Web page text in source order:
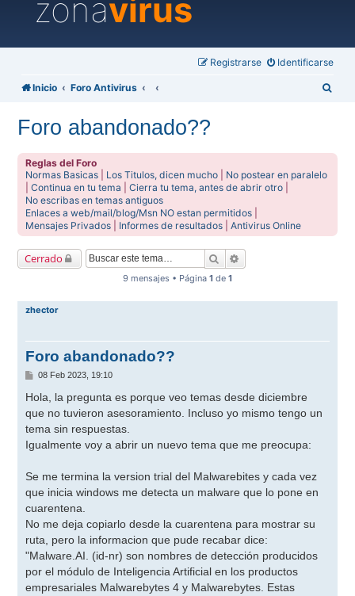
zonavirus
Identificarse
Registrarse
Inicio Foro Antivirus
Foro abandonado??
Reglas del Foro
Normas Basicas
Los Titulos, dicen mucho
No postear en paralelo
|Continua en tu tema |Cierra tu tema, antes de abrir otro
No escribas en temas antiguos
Enlaces a web/mail/blog/Msn NO estan permitidos
Mensajes Privados
Informes de resultados |Antivirus Online
Cerrado Buscar
9 mensajes • Página 1 de 1
zhector
Foro abandonado??
M
n
a
j
e
08 Feb 2023, 19:10
Hola, la pregunta es porque veo temas desde diciembre
que no tuvieron asesoramiento. Incluso yo mismo tengo un
tema sin respuestas.
Igualmente voy a abrir un nuevo tema que me preocupa:
Se me termina la version trial del Malwarebites y cada vez
que inicia windows me detecta un malware que lo pone en
cuarentena.
No me deja copiarlo desde la cuarentena para mostrar su
ruta, pero la informacion que pude recabar dice:
"Malware.AI. (id-nr) son nombres de detección producidos
por el módulo de Inteligencia Artificial en los productos
empresariales Malwarebytes 4 y Malwarebytes. Estas